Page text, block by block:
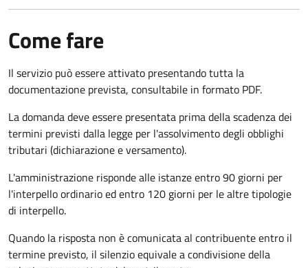
Come fare
Il servizio può essere attivato presentando tutta la
documentazione prevista, consultabile in formato PDF.
La domanda deve essere presentata prima della scadenza dei
termini previsti dalla legge per l'assolvimento degli obblighi
tributari (dichiarazione e versamento).
L'amministrazione risponde alle istanze entro 90 giorni per
l'interpello ordinario ed entro 120 giorni per le altre tipologie
di interpello.
Quando la risposta non è comunicata al contribuente entro il
termine previsto, il silenzio equivale a condivisione della